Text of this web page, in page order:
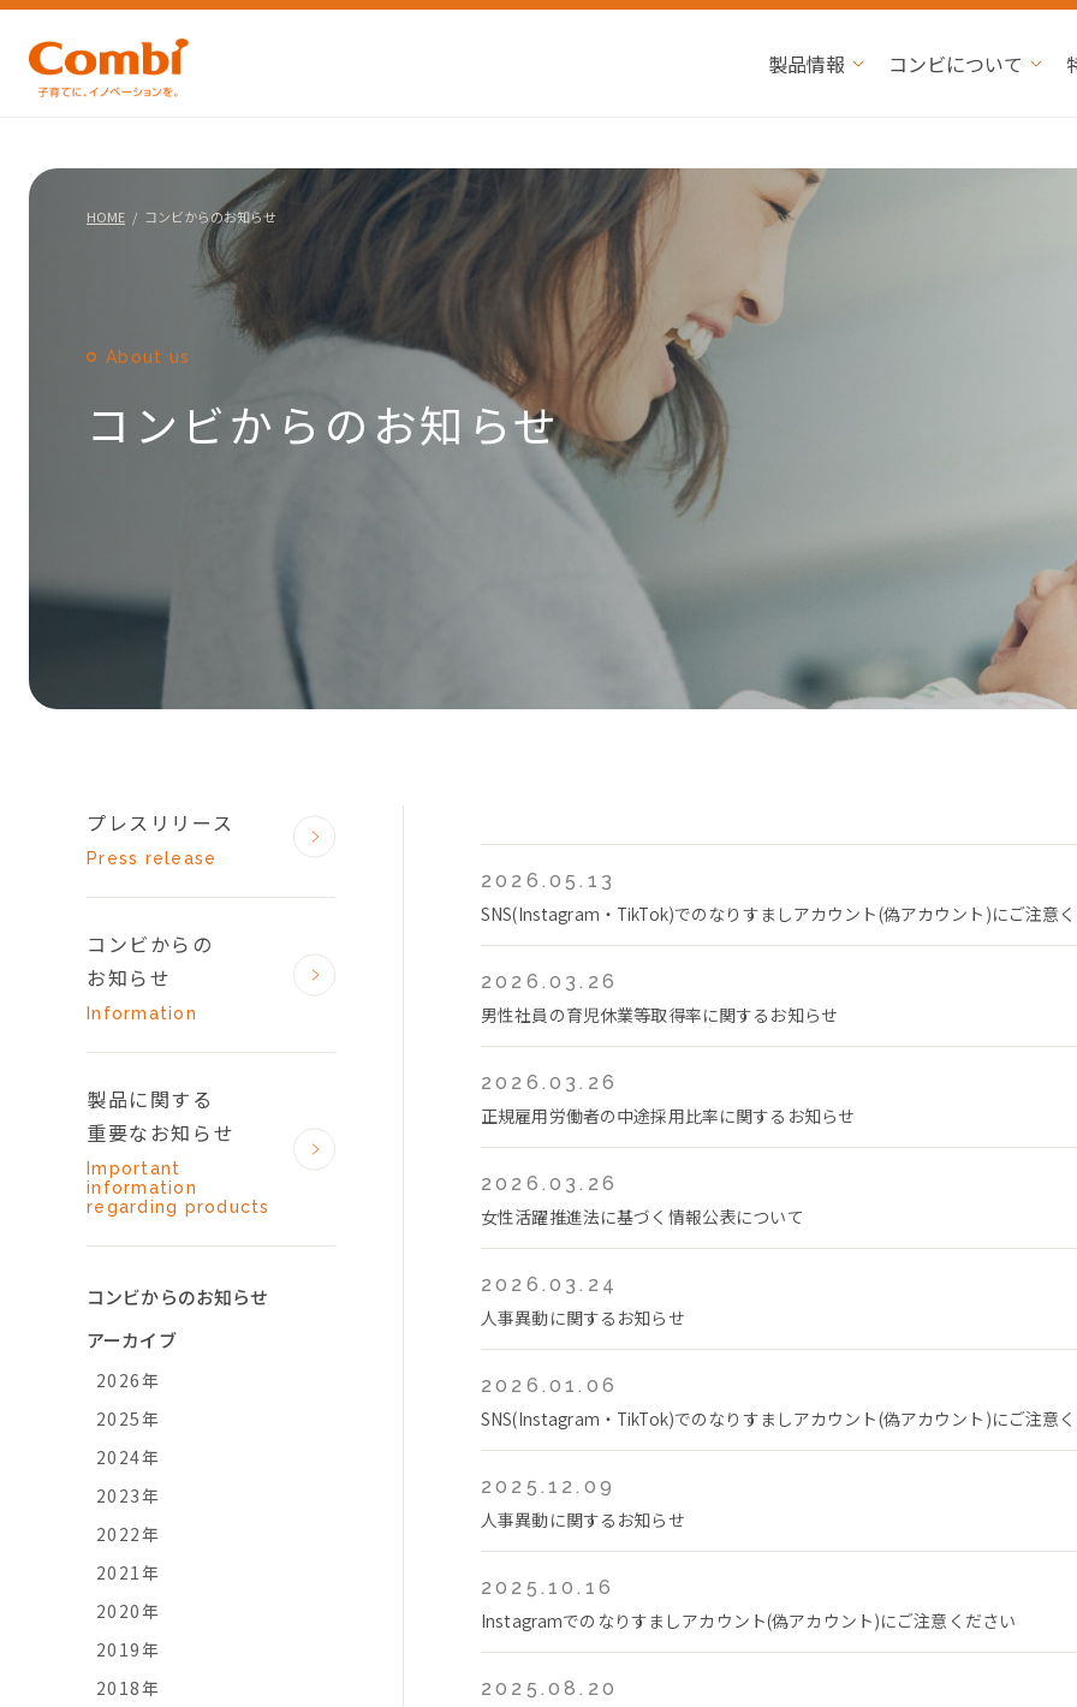
製品情報 コンビについて
HOME コンビからのお知らせ
About us
コンビからのお知らせ
2026.05.13
SNS(Instagram・TikTok)でのなりすましアカウント(偽アカウント)にご注意
2026.03.26
男性社員の育児休業等取得率に関するお知らせ
2026.03.26
正規雇用労働者の中途採用比率に関するお知らせ
2026.03.26
女性活躍推進法に基づく情報公表について
2026.03.24
人事異動に関するお知らせ
2026.01.06
SNS(Instagram・TikTok)でのなりすましアカウント(偽アカウント)にご注意
2025.12.09
人事異動に関するお知らせ
2025.10.16
Instagramでのなりすましアカウント(偽アカウント)にご注意ください
2025.08.20
プレスリリース
Press release
コンビからの
お知らせ
Information
製品に関する
重要なお知らせ
Important
information
regarding products
コンビからのお知らせ
アーカイブ
2026年
2025年
2024年
2023年
2022年
2021年
2020年
2019年
2018年